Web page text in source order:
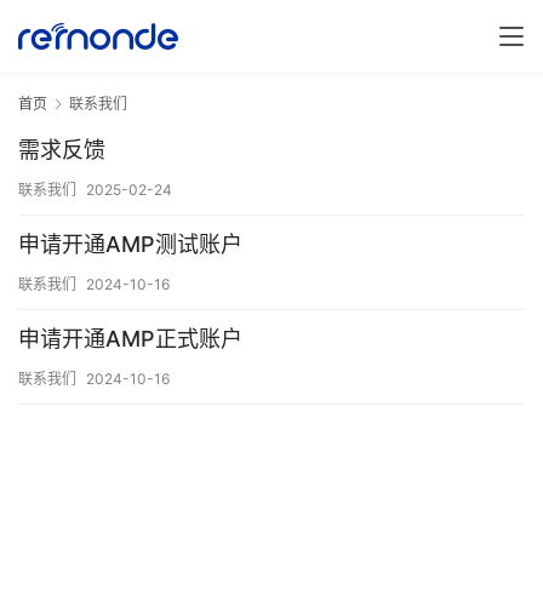
首页 联系我们
需求反馈
联系我们 2025-02-24
申请开通AMP测试账户
联系我们 2024-10-16
申请开通AMP正式账户
联系我们 2024-10-16